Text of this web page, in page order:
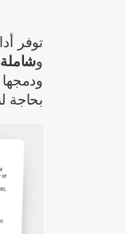
توفر
وشاملة
ودمجها
بحاجة